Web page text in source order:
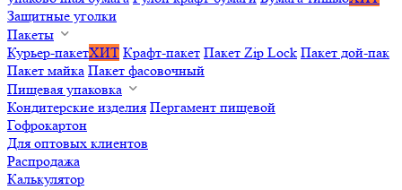
Защитные уголки
Пакеты
Курьер-пакетХИТ Крафт-пакет Пакет Zip Lock Пакет дой-пак
Пакет майка Пакет фасовочный
Пищевая упаковка
Кондитерские изделия Пергамент пищевой
Гофрокартон
Для оптовых клиентов
Распродажа
Калькулятор